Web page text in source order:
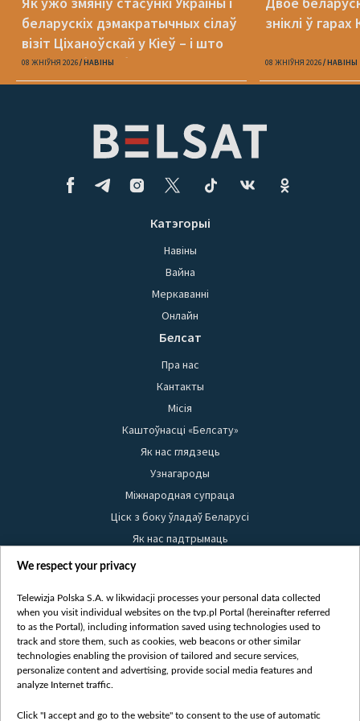
беларускіх дэмакратычных сілаў
візіт Ціханоўскай у Кіеў – і што
яшчэ трэба зрабіць
08 ЖНІЎНЯ 2026 НАВІНЫ
зніклі ў
08 ЖНІЎНЯ 2026 НАВІНЫ
Катэгорыі
Навіны
Вайна
Меркаванні
Онлайн
Белсат
Пра нас
Кантакты
Місія
Каштоўнасці «Белсату»
Як нас глядзець
Узнагароды
Міжнародная супраца
Ціск з боку ўладаў Беларусі
Як нас падтрымаць
Правілы выкарыстання матэрыялаў
Бяспека
Youtube
Белсат news
Белсат Shorts
Жэстачайшы мульт
We respect your privacy
Telewizja Polska S.A. w likwidacji processes your personal data collected
when you visit individual websites on the tvp.pl Portal (hereinafter referred
to as the Portal), including information saved using technologies used to
track and store them, such as cookies, web beacons or other similar
technologies enabling the provision of tailored and secure services,
personalize content and advertising, provide social media features and
analyze Internet traffic.
Click "I accept and go to the website" to consent to the use of automatic